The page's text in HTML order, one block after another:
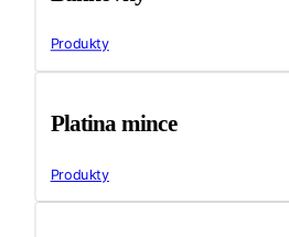
Produkty
Platina mince
Produkty